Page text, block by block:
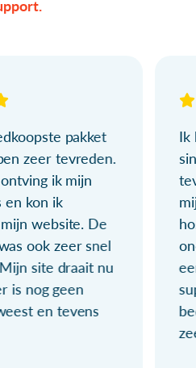
pakket
zeer tevreden.
ik mijn
en kon ik
website. De
ook zeer snel
site draait nu
is nog geen
en tevens
Ik